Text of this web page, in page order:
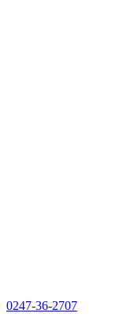
0247-36-2707